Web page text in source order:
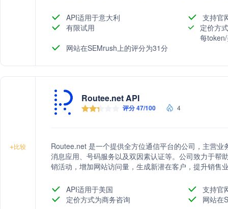
API适用于意大利
支持官
有限试用
定价方
每
网站在SEMrush上的评分为31分
+比较
Routee.net API
评分 47/100 4
Routee.net 是一个提供全方位通信平台的公司，主营
消息应用、号码服务以及双因素认证等。公司致力于帮
销活动，增加网站访问量，生成新潜在客户，提升销售
API适用于美国
支持官
定价方式为商务咨询
网站在